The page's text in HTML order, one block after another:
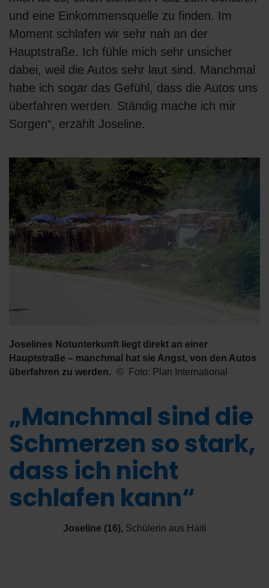
und eine Einkommensquelle zu finden. Im
Moment schlafen wir sehr nah an der
Hauptstraße. Ich fühle mich sehr unsicher
dabei, weil die Autos sehr laut sind. Manchmal
habe ich sogar das Gefühl, dass die Autos uns
überfahren werden. Ständig mache ich mir
Sorgen“, erzählt Joseline.
Joselines Notunterkunft liegt direkt an einer
Hauptstraße – manchmal hat sie Angst, von den Autos
überfahren zu werden.
Foto: Plan International
„Manchmal sind die
Schmerzen so stark,
dass ich nicht
schlafen kann“
Joseline (16), Schülerin aus Haiti